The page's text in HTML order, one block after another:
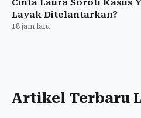
Layak Ditelantarkan?
18 jam lalu
Artikel Terbaru